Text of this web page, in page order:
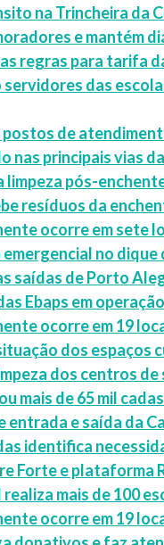
na Trincheira da
e mantém
regras para tarifa
servidores das
postos de
nas principais vias
pós-
resíduos da
ocorre em sete
no dique
saídas de Porto
Ebaps em
ocorre em 19
dos espaços
dos centros
mais de 65 mil
entrada e saída da
identifica
Forte e plataforma
mais de 100
ocorre em 19